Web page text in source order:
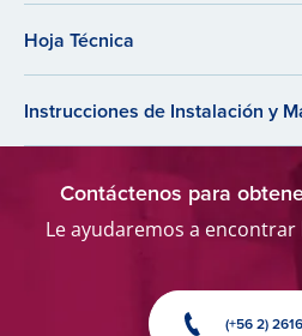
Hoja Técnica
Instrucciones de Instalación y
Contáctenos para
Le ayudaremos a
(+56 2)